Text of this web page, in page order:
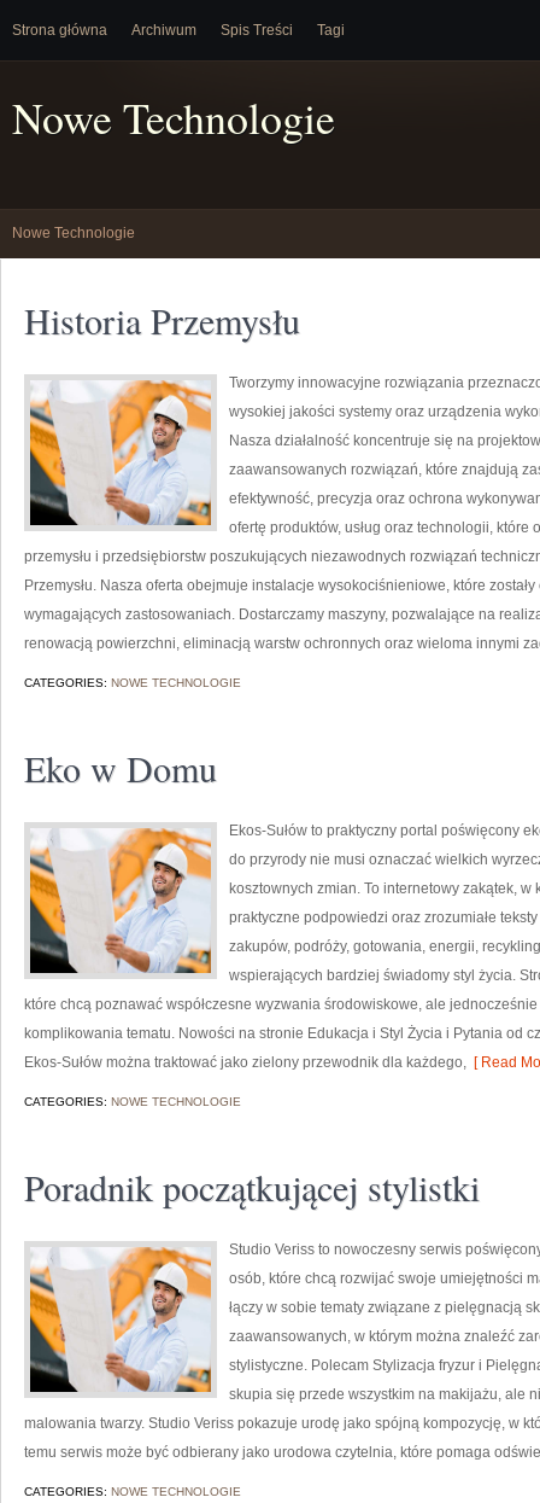
Strona główna Archiwum Spis Treści Tagi
Nowe Technologie
Nowe Technologie
Historia Przemysłu
Tworzymy innowacyjne rozwiązania
wysokiej jakości systemy oraz urządzenia
Nasza działalność koncentruje się na
zaawansowanych rozwiązań, które znajdują
efektywność, precyzja oraz ochrona
ofertę produktów, usług oraz technologii,
przemysłu i przedsiębiorstw poszukujących niezawodnych rozwiązań
Przemysłu. Nasza oferta obejmuje instalacje wysokociśnieniowe, które
wymagających zastosowaniach. Dostarczamy maszyny, pozwalające na
renowacją powierzchni, eliminacją warstw ochronnych oraz wieloma innymi
CATEGORIES: NOWE TECHNOLOGIE
Eko w Domu
Ekos-Sułów to praktyczny portal poświęcony
do przyrody nie musi oznaczać wielkich
kosztownych zmian. To internetowy zakątek,
praktyczne podpowiedzi oraz zrozumiałe
zakupów, podróży, gotowania, energii,
wspierających bardziej świadomy styl życia.
które chcą poznawać współczesne wyzwania środowiskowe, ale
komplikowania tematu. Nowości na stronie Edukacja i Styl Życia i Pytania od
Ekos-Sułów można traktować jako zielony przewodnik dla każdego, [ Read
CATEGORIES: NOWE TECHNOLOGIE
Poradnik początkującej stylistki
Studio Veriss to nowoczesny serwis
osób, które chcą rozwijać swoje umiejętności
łączy w sobie tematy związane z pielęgnacją
zaawansowanych, w którym można znaleźć
stylistyczne. Polecam Stylizacja fryzur i
skupia się przede wszystkim na makijażu, ale
malowania twarzy. Studio Veriss pokazuje urodę jako spójną kompozycję, w
temu serwis może być odbierany jako urodowa czytelnia, które pomaga
CATEGORIES: NOWE TECHNOLOGIE